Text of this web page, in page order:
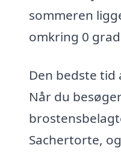
sommeren
omkring 0
Den bedste
Når du
Sachertorte,